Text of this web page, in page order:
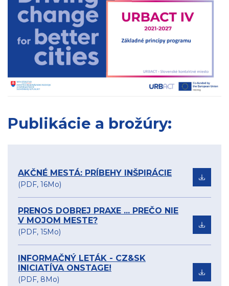
Publikácie a brožúry:
AKČNÉ MESTÁ: PRÍBEHY INŠPIRÁCIE
(PDF, 16Mo)
PRENOS DOBREJ PRAXE ... PREČO NIE
V MOJOM MESTE?
(PDF, 15Mo)
INFORMAČNÝ LETÁK - CZ&SK
INICIATÍVA ONSTAGE!
(PDF, 8Mo)